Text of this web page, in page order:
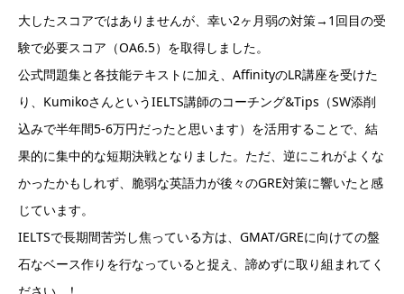
大したスコアではありませんが、幸い2ヶ月弱の対策→1回目の受
験で必要スコア（OA6.5）を取得しました。
公式問題集と各技能テキストに加え、AffinityのLR講座を受けた
り、KumikoさんというIELTS講師のコーチング&Tips（SW添削
込みで半年間5-6万円だったと思います）を活用することで、結
果的に集中的な短期決戦となりました。ただ、逆にこれがよくな
かったかもしれず、脆弱な英語力が後々のGRE対策に響いたと感
じています。
IELTSで長期間苦労し焦っている方は、GMAT/GREに向けての盤
石なベース作りを行なっていると捉え、諦めずに取り組まれてく
ださい…！